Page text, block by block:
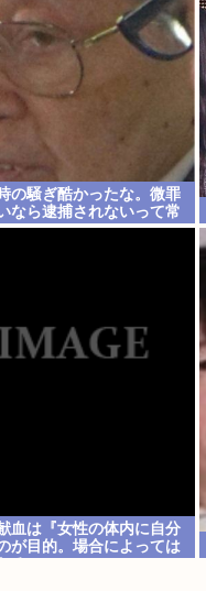
の騒ぎ酷かったな。微罪
なら逮捕されないって常
血は『女性の体内に自分
が目的。場合によっては